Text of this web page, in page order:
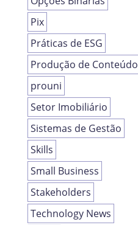
Pix
Práticas de ESG
Produção de Conteúdo
prouni
Setor Imobiliário
Sistemas de Gestão
Skills
Small Business
Stakeholders
Technology News